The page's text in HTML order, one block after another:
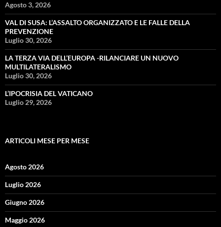
Agosto 3, 2026
VAL DI SUSA: L’ASSALTO ORGANIZZATO E LE FALLE DELLA
PREVENZIONE
Luglio 30, 2026
LA TERZA VIA DELL’EUROPA -RILANCIARE UN NUOVO
MULTILATERALISMO
Luglio 30, 2026
L’IPOCRISIA DEL VATICANO
Luglio 29, 2026
ARTICOLI MESE PER MESE
Agosto 2026
Luglio 2026
Giugno 2026
Maggio 2026